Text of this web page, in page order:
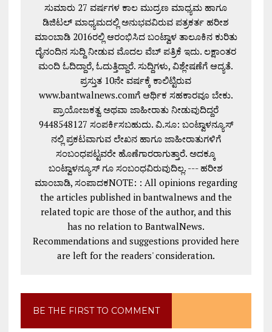
ಸುಮಾರು 27 ವರ್ಷಗಳ ಕಾಲ ಮುದ್ರಣ ಮಾಧ್ಯಮ ಹಾಗೂ
ಡಿಜಿಟಲ್ ಮಾಧ್ಯಮದಲ್ಲಿ ಅನುಭವವಿರುವ ಪತ್ರಕರ್ತ ಹರೀಶ
ಮಾಂಬಾಡಿ 2016ರಲ್ಲಿ ಆರಂಭಿಸಿದ ಬಂಟ್ವಾಳ ತಾಲೂಕಿನ ಕುರಿತು
ದೈನಂದಿನ ಸುದ್ದಿ ನೀಡುವ ಮೊದಲ ವೆಬ್ ಪತ್ರಿಕೆ ಇದು. ಲಕ್ಷಾಂತರ
ಮಂದಿ ಓದಿದ್ದಾರೆ, ಓದುತ್ತಿದ್ದಾರೆ. ಸುದ್ದಿಗಳು, ವಿಶ್ಲೇಷಣೆಗೆ ಆದ್ಯತೆ.
ಪ್ರಸ್ತುತ 10ನೇ ವರ್ಷಕ್ಕೆ ಕಾಲಿಟ್ಟಿರುವ
www.bantwalnews.comಗೆ ಆರ್ಥಿಕ ಸಹಕಾರವೂ ಬೇಕು.
ಪ್ರಾಯೋಜಕತ್ವ ಅಥವಾ ಜಾಹೀರಾತು ನೀಡುವುದಿದ್ದರೆ
9448548127 ಸಂಪರ್ಕಿಸಬಹುದು. ವಿ.ಸೂ: ಬಂಟ್ವಾಳನ್ಯೂಸ್
ನಲ್ಲಿ ಪ್ರಕಟವಾಗುವ ಲೇಖನ ಹಾಗೂ ಜಾಹೀರಾತುಗಳಿಗೆ
ಸಂಬಂಧಪಟ್ಟವರೇ ಹೊಣೆಗಾರರಾಗುತ್ತಾರೆ. ಅದಕ್ಕೂ
ಬಂಟ್ವಾಳನ್ಯೂಸ್ ಗೂ ಸಂಬಂಧವಿರುವುದಿಲ್ಲ. --- ಹರೀಶ
ಮಾಂಬಾಡಿ, ಸಂಪಾದಕNOTE: : All opinions regarding
the articles published in bantwalnews and the
related topic are those of the author, and this
has no relation to BantwalNews.
Recommendations and suggestions provided here
are left for the readers' consideration.
BE THE FIRST TO COMMENT